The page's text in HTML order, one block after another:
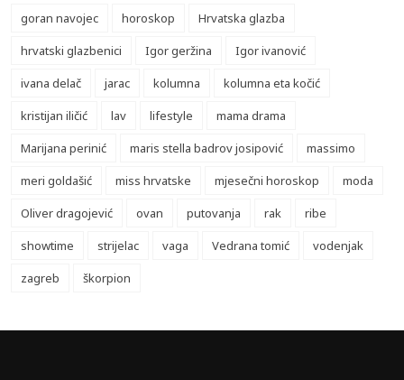
goran navojec
horoskop
Hrvatska glazba
hrvatski glazbenici
Igor geržina
Igor ivanović
ivana delač
jarac kolumna
kolumna eta kočić
kristijan iličić
lav lifestyle
mama drama
Marijana perinić
maris stella badrov josipović
massimo
meri goldašić
miss hrvatske mjesečni horoskop
moda
Oliver dragojević
ovan putovanja rak
ribe
showtime
strijelac vaga Vedrana tomić
vodenjak
zagreb
škorpion